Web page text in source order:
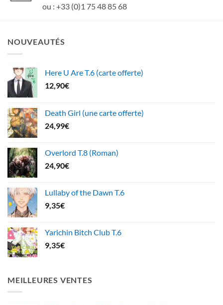
ou : +33 (0)1 75 48 85 68
NOUVEAUTÉS
Here U Are T.6 (carte offerte)
12,90€
Death Girl (une carte offerte)
24,99€
Overlord T.8 (Roman)
24,90€
Lullaby of the Dawn T.6
9,35€
Yarichin Bitch Club T.6
9,35€
MEILLEURES VENTES